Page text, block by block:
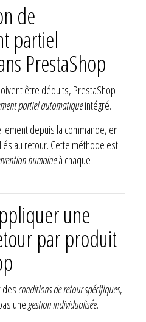
de
partiel
PrestaShop
être déduits, PrestaShop
partiel automatiqueintégré.
depuis la commande, en
au retour. Cette méthode est
humaineà chaque
une
par produit
des conditions de retour spécifiques,
une gestion individualisée.